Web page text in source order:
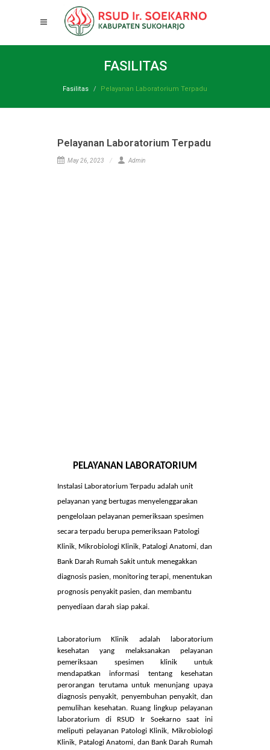
FASILITAS
Pelayanan Laboratorium Terpadu
PELAYANAN LABORATORIUM
Instalasi Laboratorium Terpadu adalah unit
pelayanan yang bertugas menyelenggarakan
pengelolaan pelayanan pemeriksaan spesimen
secara terpadu berupa pemeriksaan Patologi
Klinik, Mikrobiologi Klinik, Patalogi Anatomi, dan
Bank Darah Rumah Sakit untuk menegakkan
prognosis penyakit pasien, dan membantu
penyediaan darah siap pakai.
Laboratorium Klinik adalah laboratorium
kesehatan yang melaksanakan pelayanan
pemeriksaan spesimen klinik untuk
mendapatkan informasi tentang kesehatan
perorangan terutama untuk menunjang upaya